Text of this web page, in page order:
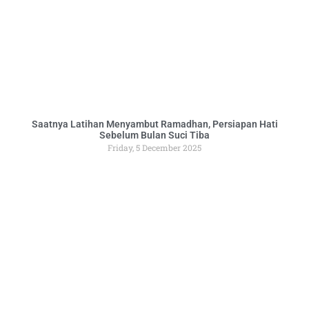
Saatnya Latihan Menyambut Ramadhan, Persiapan Hati
Sebelum Bulan Suci Tiba
Friday, 5 December 2025